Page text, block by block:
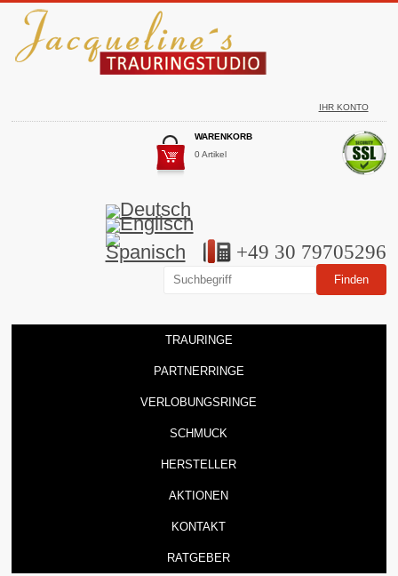
IHR KONTO
WARENKORB
0 Artikel
+49 30 79705296
TRAURINGE
PARTNERRINGE
VERLOBUNGSRINGE
SCHMUCK
HERSTELLER
AKTIONEN
KONTAKT
RATGEBER